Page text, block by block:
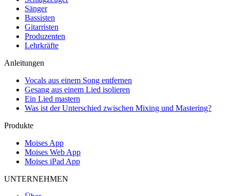
Sänger
Bassisten
Gitarristen
Produzenten
Lehrkräfte
Anleitungen
Vocals aus einem Song entfernen
Gesang aus einem Lied isolieren
Ein Lied mastern
Was ist der Unterschied zwischen Mixing und Mastering?
Produkte
Moises App
Moises Web App
Moises iPad App
UNTERNEHMEN